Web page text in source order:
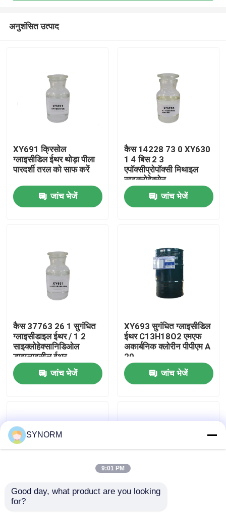
हमारे बारे में
कारखाना भ्रमण
गुणवत्ता नियंत्रण
एक उद्धरण की विनती करे
एलिफैटिक ग्लाइसीडिल ईथर
अनुशंसित उत्पाद
XY691 क्रिसोल
ग्लाइसीडिल ईथर थोड़ा पीला
पारदर्शी तरल को साफ करें
जांच भेजें
कैस 14228 73 0 XY630
1 4 बिस 2 3
एपॉक्सीप्रोपॉक्सी मिथाइल
साइक्लोहेक्सेन
जांच भेजें
कैस 37763 26 1 सुगंधित
ग्लाइसीडाइल ईथर / 1 2
साइक्लोहेक्सानिडिओल
डाइग्लाइसील ईथर
जांच भेजें
XY693 सुगंधित ग्लाइसीडिल
ईथर C13H18O2 एमएफ
अकार्बनिक क्लोरीन पीपीएम A
20
जांच भेजें
रासायनिक प्रतिरोधी कोटिंग्स
SYNORM
9:01 PM
Good day, what product are you looking
for?